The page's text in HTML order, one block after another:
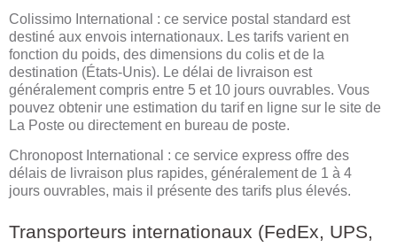
Colissimo International : ce service postal standard est
destiné aux envois internationaux. Les tarifs varient en
fonction du poids, des dimensions du colis et de la
destination (États-Unis). Le délai de livraison est
généralement compris entre 5 et 10 jours ouvrables. Vous
pouvez obtenir une estimation du tarif en ligne sur le site de
La Poste ou directement en bureau de poste.
Chronopost International : ce service express offre des
délais de livraison plus rapides, généralement de 1 à 4
jours ouvrables, mais il présente des tarifs plus élevés.
Transporteurs internationaux (FedEx, UPS,